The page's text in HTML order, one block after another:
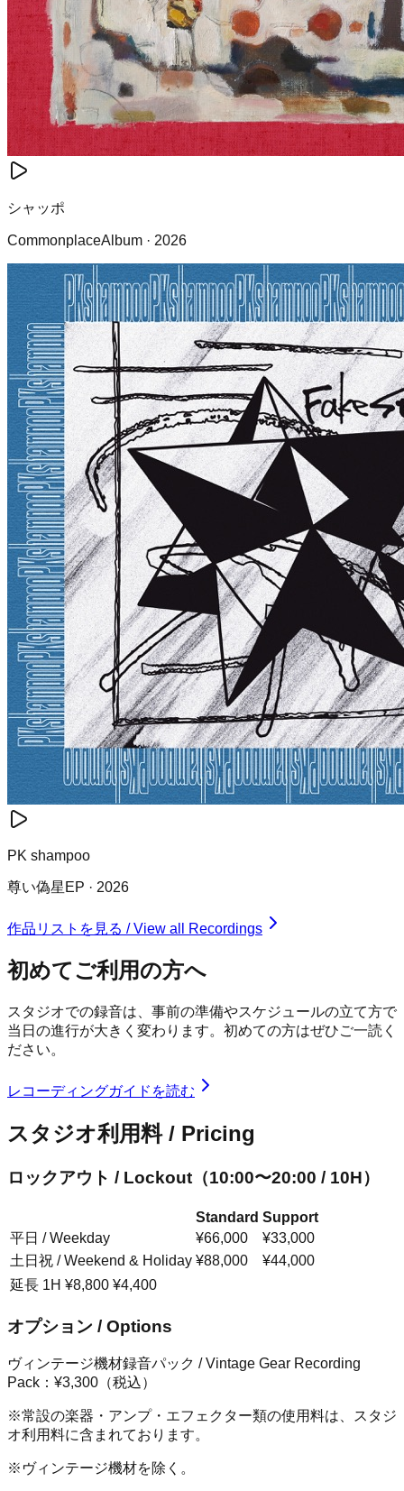
シャッポ
CommonplaceAlbum · 2026
PK shampoo
尊い偽星 EP · 2026
作品リストを見る / View all Recordings
初めてご利用の方へ
スタジオでの録音は、事前の準備やスケジュールの立て方で
当日の進行が大きく変わります。初めての方はぜひご一読く
ださい。
レコーディングガイドを読む
スタジオ利用料 / Pricing
ロックアウト / Lockout（10:00〜20:00 / 10H）
Standard Support
平日 / Weekday
¥66,000
¥33,000
土日祝 / Weekend & Holiday ¥88,000
¥44,000
延長 1H ¥8,800 ¥4,400
オプション / Options
ヴィンテージ機材録音パック / Vintage Gear Recording
Pack： ¥3,300 （税込）
※常設の楽器・アンプ・エフェクター類の使用料は、スタジ
オ利用料に含まれております。
※ヴィンテージ機材を除く。